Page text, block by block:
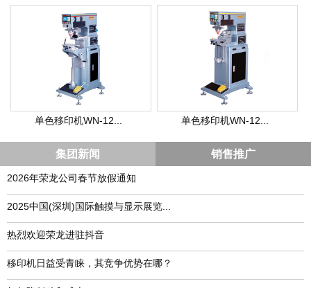
单色移印机WN-12... 单色移印机WN-12...
集团新闻 销售推广
2026年荣龙公司春节放假通知
​2025中国(深圳)国际触摸与显示展览...
热烈欢迎荣龙进驻抖音
移印机日益受青睐，其竞争优势在哪？